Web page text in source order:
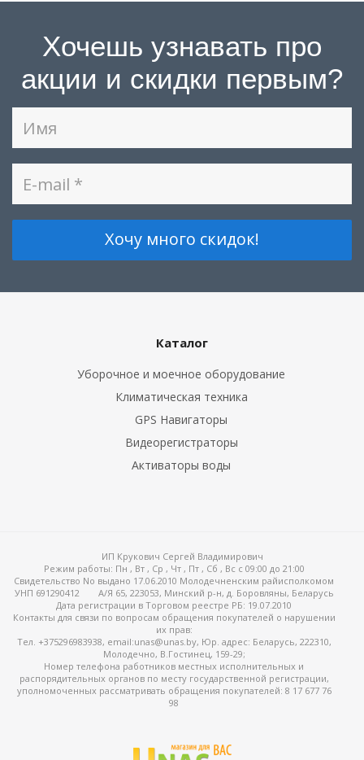
Хочешь узнавать про
акции и скидки первым?
Каталог
Уборочное и моечное оборудование
Климатическая техника
GPS Навигаторы
Видеорегистраторы
Активаторы воды
ИП Крукович Сергей Владимирович
Режим работы: Пн , Вт , Ср , Чт , Пт , Сб , Вс c 09:00 до 21:00
Свидетельство No выдано 17.06.2010 Молодечненским райисполкомом
УНП 691290412
А/Я 65, 223053, Минский р-н, д. Боровляны, Беларусь
Дата регистрации в Торговом реестре РБ: 19.07.2010
Контакты для связи по вопросам обращения покупателей о нарушении
их прав:
Тел. +375296983938, email:unas@unas.by, Юр. адрес: Беларусь, 222310,
Молодечно, В.Гостинец, 159-29;
Номер телефона работников местных исполнительных и
распорядительных органов по месту государственной регистрации,
уполномоченных рассматривать обращения покупателей: 8 17 677 76
98